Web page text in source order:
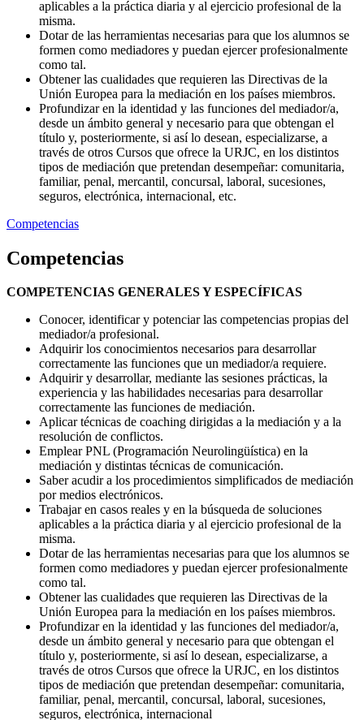
aplicables a la práctica diaria y al ejercicio profesional de la
misma.
Dotar de las herramientas necesarias para que los alumnos se
formen como mediadores y puedan ejercer profesionalmente
como tal.
Obtener las cualidades que requieren las Directivas de la
Unión Europea para la mediación en los países miembros.
Profundizar en la identidad y las funciones del mediador/a,
desde un ámbito general y necesario para que obtengan el
título y, posteriormente, si así lo desean, especializarse, a
través de otros Cursos que ofrece la URJC, en los distintos
tipos de mediación que pretendan desempeñar: comunitaria,
familiar, penal, mercantil, concursal, laboral, sucesiones,
seguros, electrónica, internacional, etc.
Competencias
Competencias
COMPETENCIAS GENERALES Y ESPECÍFICAS
Conocer, identificar y potenciar las competencias propias del
mediador/a profesional.
Adquirir los conocimientos necesarios para desarrollar
correctamente las funciones que un mediador/a requiere.
Adquirir y desarrollar, mediante las sesiones prácticas, la
experiencia y las habilidades necesarias para desarrollar
correctamente las funciones de mediación.
Aplicar técnicas de coaching dirigidas a la mediación y a la
resolución de conflictos.
Emplear PNL (Programación Neurolingüística) en la
mediación y distintas técnicas de comunicación.
Saber acudir a los procedimientos simplificados de mediación
por medios electrónicos.
Trabajar en casos reales y en la búsqueda de soluciones
aplicables a la práctica diaria y al ejercicio profesional de la
misma.
Dotar de las herramientas necesarias para que los alumnos se
formen como mediadores y puedan ejercer profesionalmente
como tal.
Obtener las cualidades que requieren las Directivas de la
Unión Europea para la mediación en los países miembros.
Profundizar en la identidad y las funciones del mediador/a,
desde un ámbito general y necesario para que obtengan el
título y, posteriormente, si así lo desean, especializarse, a
través de otros Cursos que ofrece la URJC, en los distintos
tipos de mediación que pretendan desempeñar: comunitaria,
familiar, penal, mercantil, concursal, laboral, sucesiones,
seguros, electrónica, internacional